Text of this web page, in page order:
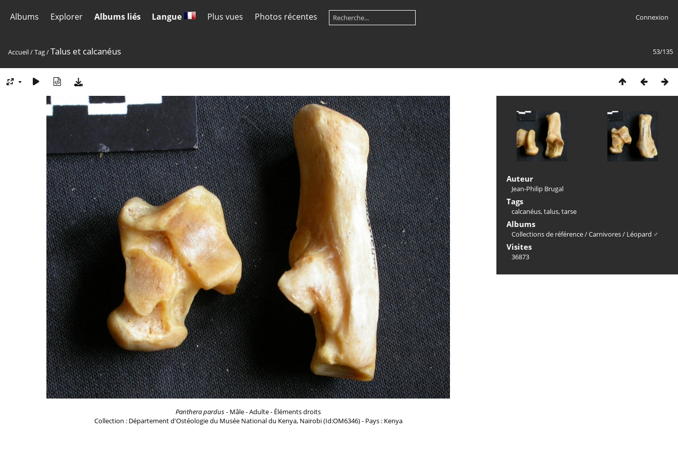
Albums Explorer Albums liés Langue Plus vues Photos récentes Connexion
53/135
Accueil/Tag/Talus et calcanéus
Panthera pardus- Mâle - Adulte - Éléments droits
Collection : Département d'Ostéologie du Musée National du Kenya, Nairobi (Id:OM6346) - Pays : Kenya
Auteur
Jean-Philip Brugal
Tags
calcanéus,talus,tarse
Albums
Collections de référence/Carnivores/ Léopard ♂
Visites
36873